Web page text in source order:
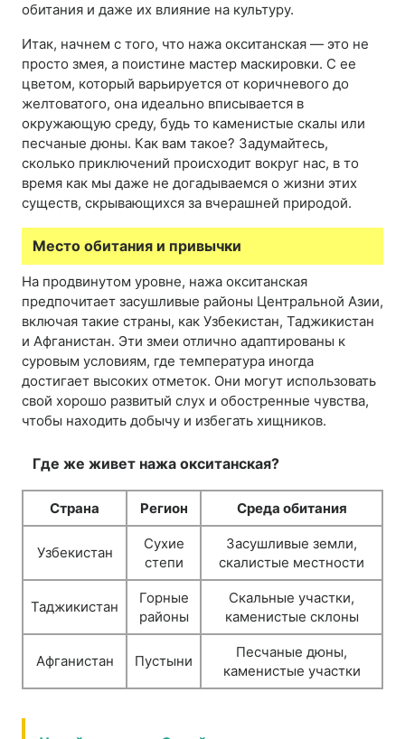
обитания и даже их влияние на культуру.
Итак, начнем с того, что нажа окситанская — это не
просто змея, а поистине мастер маскировки. С ее
цветом, который варьируется от коричневого до
желтоватого, она идеально вписывается в
окружающую среду, будь то каменистые скалы или
песчаные дюны. Как вам такое? Задумайтесь,
сколько приключений происходит вокруг нас, в то
время как мы даже не догадываемся о жизни этих
существ, скрывающихся за вчерашней природой.
Место обитания и привычки
На продвинутом уровне, нажа окситанская
предпочитает засушливые районы Центральной Азии,
включая такие страны, как Узбекистан, Таджикистан
и Афганистан. Эти змеи отлично адаптированы к
суровым условиям, где температура иногда
достигает высоких отметок. Они могут использовать
свой хорошо развитый слух и обостренные чувства,
чтобы находить добычу и избегать хищников.
Где же живет нажа окситанская?
Страна Регион Среда обитания
Узбекистан
Сухие
степи
Засушливые земли,
скалистые местности
Таджикистан
Горные
районы
Скальные участки,
каменистые склоны
Афганистан Пустыни
Песчаные дюны,
каменистые участки